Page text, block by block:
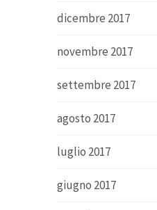
dicembre 2017
novembre 2017
settembre 2017
agosto 2017
luglio 2017
giugno 2017